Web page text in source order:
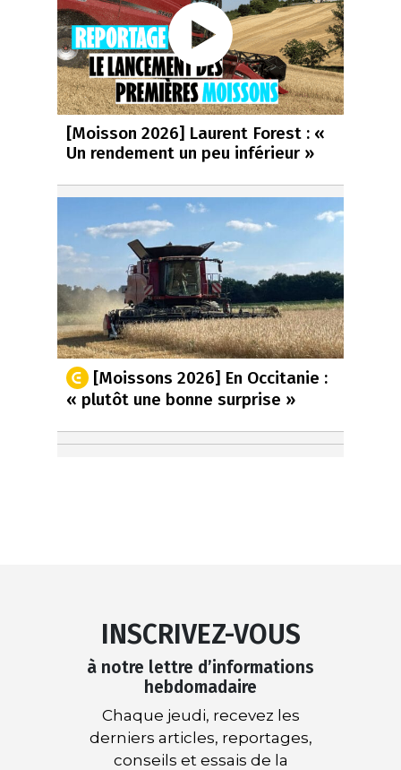
[Moisson 2026] Laurent Forest : «
Un rendement un peu inférieur »
[Moissons 2026] En Occitanie :
« plutôt une bonne surprise »
INSCRIVEZ-VOUS
à notre lettre d’informations
hebdomadaire
Chaque jeudi, recevez les
derniers articles, reportages,
conseils et essais de la